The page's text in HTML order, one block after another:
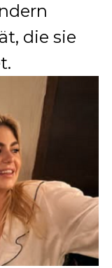
die sie